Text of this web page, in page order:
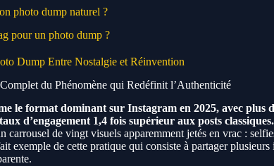
photo dump naturel ?
pour un photo dump ?
Dump Entre Nostalgie et Réinvention
du Phénomène qui Redéfinit l’Authenticité
le format dominant sur Instagram en 2025, avec plus
d’engagement 1,4 fois supérieur aux posts classiques.
carrousel de vingt visuels apparemment jetés en vrac :
exemple de cette pratique qui consiste à partager